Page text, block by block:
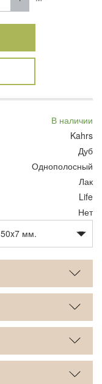
В наличии
Kahrs
Дуб
Однополосный
Лак
Life
Нет